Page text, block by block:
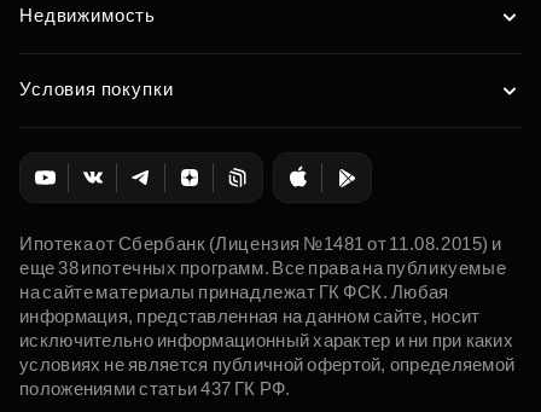
Недвижимость
Условия покупки
Ипотека от Сбербанк (Лицензия №1481 от 11.08.2015) и
еще 38 ипотечных программ. Все права на публикуемые
на сайте материалы принадлежат ГК ФСК. Любая
информация, представленная на данном сайте, носит
исключительно информационный характер и ни при каких
условиях не является публичной офертой, определяемой
положениями статьи 437 ГК РФ.